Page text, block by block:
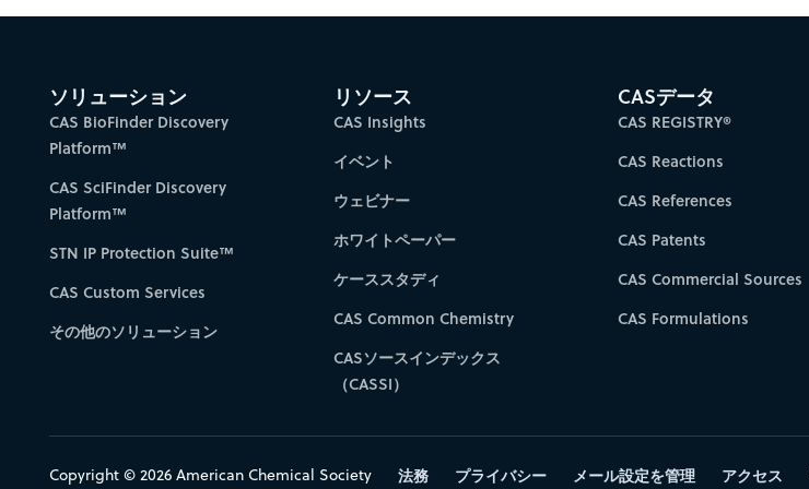
ソリューション
CAS BioFinder Discovery
Platform™
CAS SciFinder Discovery
Platform™
STN IP Protection Suite™
CAS Custom Services
その他のソリューション
リソース
CAS Insights
イベント
ウェビナー
ホワイトペーパー
ケーススタディ
CAS Common Chemistry
CASソースインデックス
（CASSI）
CASデータ
CAS REGISTRY®
CAS Reactions
CAS References
CAS Patents
CAS Commercial Sources
CAS Formulations
Copyright © 2026 American Chemical Society 法務 プライバシー メール設定を管理 アクセス